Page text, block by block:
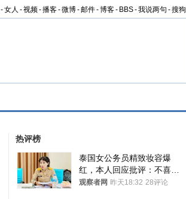
-女人 -视频-播客-微博-邮件-博客- BBS-我说两句 -搜狗
热评榜
泰国女公务员精致妆容爆
红，本人回应批评：不喜欢
就别看
观察者网 昨天18:32 28评论